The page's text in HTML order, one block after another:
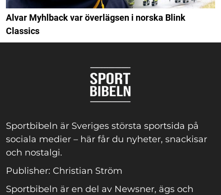
Alvar Myhlback var överlägsen i norska Blink
Classics
Sportbibeln är Sveriges största sportsida på
sociala medier – här får du nyheter, snackisar
och nostalgi.
Publisher: Christian Ström
Sportbibeln är en del av Newsner, ägs och